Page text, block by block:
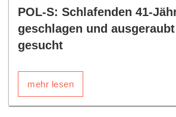
POL-S: Schlafenden 41-
geschlagen und
gesucht
mehr lesen